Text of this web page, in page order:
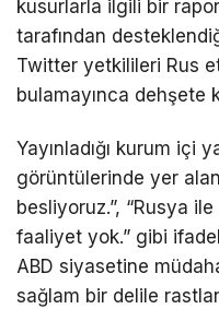
kusurlarla ilgili bir
tarafından
Twitter yetkilileri Rus
bulamayınca dehşete
Yayınladığı kurum içi
görüntülerinde yer
besliyoruz.”, “Rusya
faaliyet yok.” gibi
ABD siyasetine
sağlam bir delile